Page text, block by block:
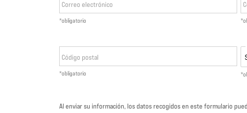
Correo electrónico
*obligatorio
Código postal
*obligatorio
Al enviar su información, los datos recogidos en este formulario